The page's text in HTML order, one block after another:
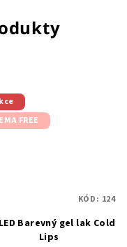
FREE
Barevný gel lak Cold
Lips
KÓD: 124